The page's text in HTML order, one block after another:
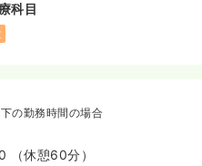
科目
の勤務時間の場合
休憩60分）